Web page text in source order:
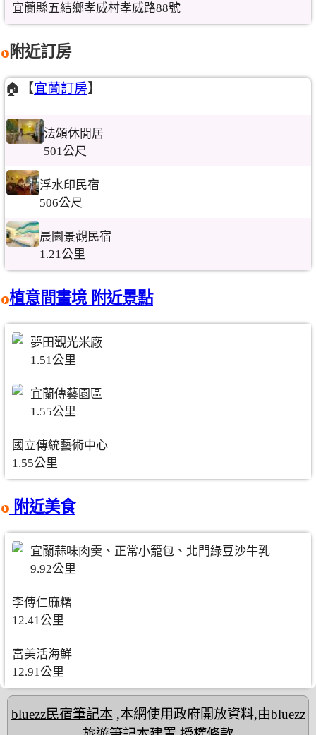
宜蘭縣五結鄉孝威村孝威路88號
附近訂房
🏠【宜蘭訂房】
法頌休閒居
501公尺
浮水印民宿
506公尺
晨園景觀民宿
1.21公里
植意間畫境 附近景點
夢田觀光米廠
1.51公里
宜蘭傳藝園區
1.55公里
國立傳統藝術中心
1.55公里
附近美食
宜蘭蒜味肉羹、正常小籠包、北門綠豆沙牛乳
9.92公里
李傳仁麻糬
12.41公里
富美活海鮮
12.91公里
bluezz民宿筆記本,本網使用政府開放資料,由bluezz